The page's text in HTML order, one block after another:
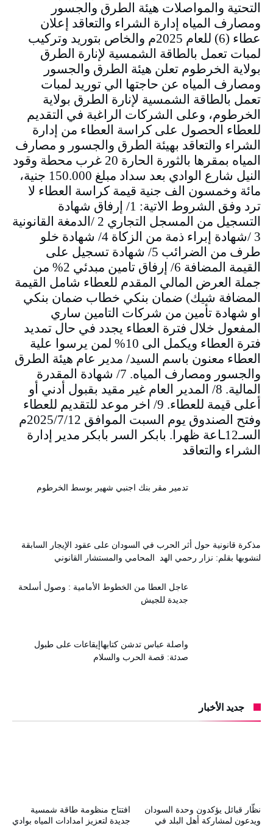
التحتية والمواصلات هيئة الطرق والجسور
ومصارف المياه إدارة الشراء والتعاقد إعلان
عطاء (6) للعام 2025م والخاص بتوريد وتركيب
لمبات تعمل بالطاقة الشمسية لإنارة الطرق
بولاية الخرطوم تعلن هيئة الطرق والجسور
ومصارف المياه عن حاجتها الي توريد لمبات
تعمل بالطاقة الشمسية لإنارة الطرق بولاية
الخرطوم، وعلى الشركات الراغبة في التقديم
للعطاء الحصول على كراسة العطاء من إدارة
الشراء والتعاقد بهيئة الطرق والجسور و مصارف
المياه بمقرها بالثورة الحارة 20 غرب محطة وقود
النيل شارع الوادي بعد سداد مبلغ 150.000 جنية،
مائة وخمسون الف جنية قيمة كراسة العطاء لا
ترد وفق الشروط الاتية: 1/ إرفاق شهادة
التسجيل من المسجل التجاري 2 /الدمغة القانونية
3 /شهادة إبراء ذمة من الزكاة 4/ شهادة خلو
طرف من الضرائب 5/ شهادة تسجيل على
القيمة المضافة 6/ إرفاق تامين مبدئي 2% من
جملة العرض المالي المقدم للعطاء شامل القيمة
المضافة شيك) ضمان بنكي خطاب ضمان بنكي
او شهادة تأمين من شركات التامين ساري
المفعول خلال فترة العطاء يجدد في حال تمديد
فترة العطاء ويكمل الى 10% لمن يرسوا علية
العطاء معنون باسم السيد/ مدير عام هيئة الطرق
والجسور ومصارف المياه. 7/ شهادة المقدرة
المالية. 8/ المدير العام غير مقيد بقبول أدني أو
أعلى قيمة للعطاء. 9/ اخر موعد للتقديم للعطاء
وفتح الصندوق يوم السبت الموافق 2025/7/12م
السـ12ـاعة ظهرا. بابكر السر بابكر مدير إدارة
الشراء والتعاقد
تدمير مقر بنك اجنبي شهير بوسط الخرطوم
مذكرة قانونية حول أثر الحرب في السودان على عقود الإيجار السابقة
لنشوبها بقلم: نزار رحمي الهد المحامي والمستشار القانوني
عاجل العطا من الخطوط الأمامية : وصول أسلحة
جديدة للجيش
واصلة عباس تدشن كتابهاإيقاعات على طبول
صدئة: قصة الحرب والسلام
جديد الأخبار
افتتاح منظومة طاقة شمسية
جديدة لتعزيز امدادات المياه بوادي
نظّار قبائل يؤكدون وحدة السودان
ويدعون لمشاركة أهل البلد في